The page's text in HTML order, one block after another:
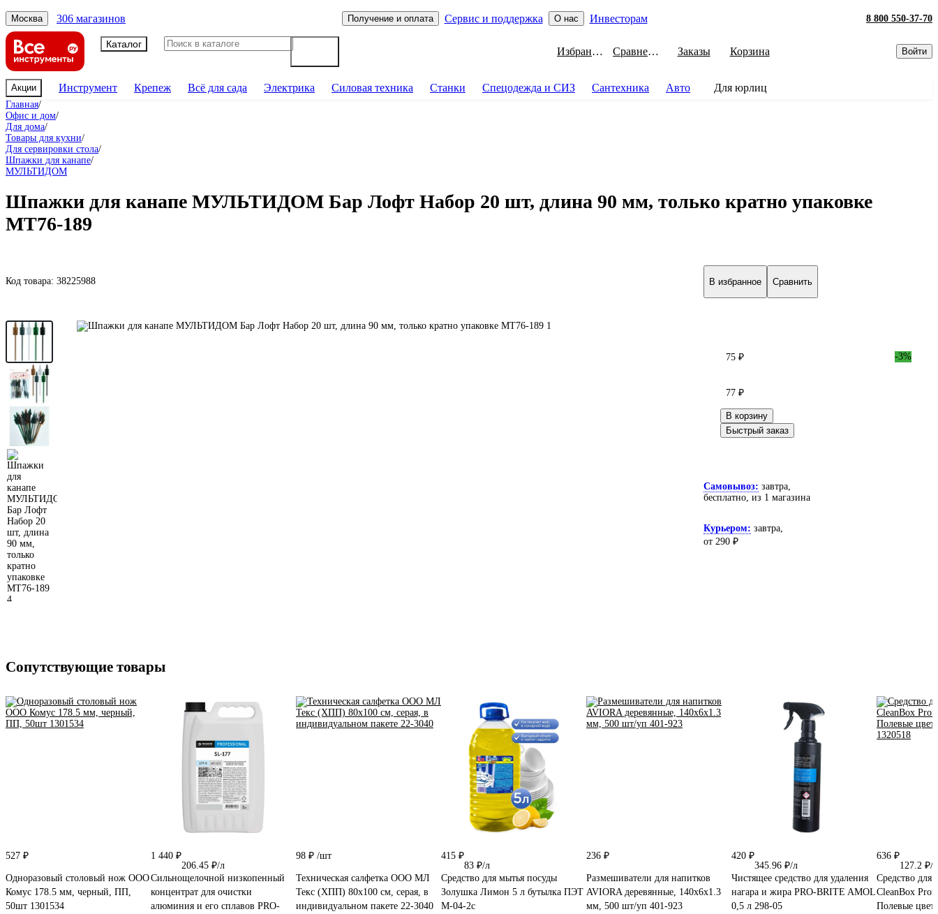
Москва 306 магазинов Получение и оплата Сервис и поддержка О нас Инвесторам 8 800 550-37-70
Каталог
Избранное Сравнение Заказы Корзина Войти
Акции Инструмент Крепеж Всё для сада Электрика Силовая техника Станки Спецодежда и СИЗ Сантехника Авто Для юрлиц
Главная/
Офис и дом/
Для дома/
Товары для кухни/
Для сервировки стола/
Шпажки для канапе/
МУЛЬТИДОМ
Шпажки для канапе МУЛЬТИДОМ Бар Лофт Набор 20 шт, длина 90 мм, только кратно упаковке
МТ76-189
Код товара: 38225988 В избранное Сравнить
75 ₽ -3%
77 ₽
В корзину
Быстрый заказ
Самовывоз: завтра,
бесплатно, из 1 магазина
Курьером: завтра,
от 290 ₽
Сопутствующие товары
527 ₽
Одноразовый столовый нож ООО
Комус 178.5 мм, черный, ПП,
50шт 1301534
1 440 ₽
206.45 ₽/л
Сильнощелочной низкопенный
концентрат для очистки
алюминия и его сплавов PRO-
98 ₽ /шт
Техническая салфетка ООО МЛ
Текс (ХПП) 80x100 см, серая, в
индивидуальном пакете 22-3040
415 ₽
83 ₽/л
Средство для мытья посуды
Золушка Лимон 5 л бутылка ПЭТ
М-04-2c
236 ₽
Размешиватели для напитков
AVIORA деревянные, 140x6х1.3
мм, 500 шт/уп 401-923
420 ₽
345.96 ₽/л
Чистящее средство для удаления
нагара и жира PRO-BRITE AMOL
0,5 л 298-05
636 ₽
127.2 ₽/л
Средство для
CleanBox
Полевые